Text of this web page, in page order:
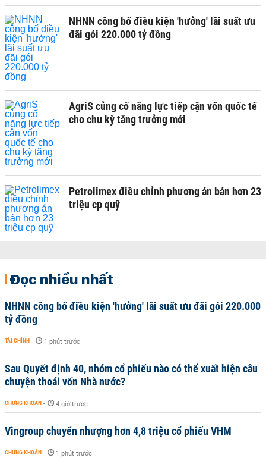
NHNN công bố điều kiện 'hưởng' lãi suất ưu
đãi gói 220.000 tỷ đồng
AgriS củng cố năng lực tiếp cận vốn quốc tế
cho chu kỳ tăng trưởng mới
Petrolimex điều chỉnh phương án bán hơn 23
triệu cp quỹ
Đọc nhiều nhất
NHNN công bố điều kiện 'hưởng' lãi suất ưu đãi gói 220.000
tỷ đồng
TÀI CHÍNH - 1 phút trước
Sau Quyết định 40, nhóm cổ phiếu nào có thể xuất hiện câu
chuyện thoái vốn Nhà nước?
CHỨNG KHOÁN - 4 giờ trước
Vingroup chuyển nhượng hơn 4,8 triệu cổ phiếu VHM
CHỨNG KHOÁN - 1 phút trước